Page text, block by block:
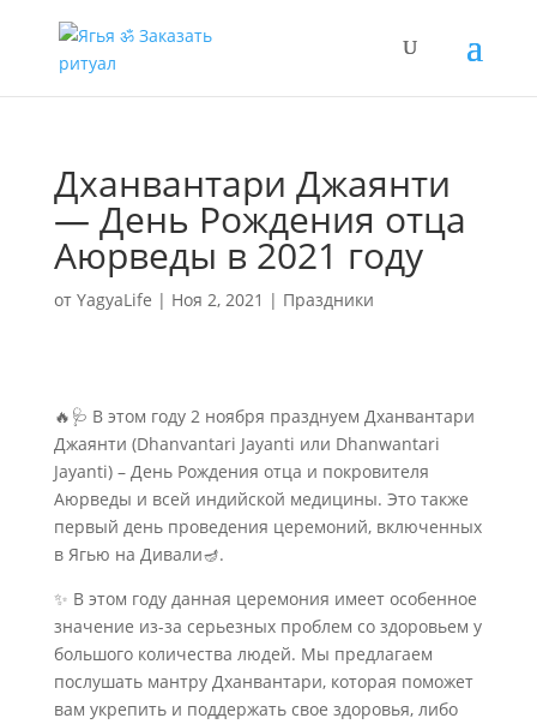
Дханвантари Джаянти
— День Рождения отца
Аюрведы в 2021 году
от YagyaLife | Ноя 2, 2021 | Праздники
🔥🩺 В этом году 2 ноября празднуем Дханвантари
Джаянти (Dhanvantari Jayanti или Dhanwantari
Jayanti) – День Рождения отца и покровителя
Аюрведы и всей индийской медицины. Это также
первый день проведения церемоний, включенных
в Ягью на Дивали🪔.
✨ В этом году данная церемония имеет особенное
значение из-за серьезных проблем со здоровьем у
большого количества людей. Мы предлагаем
послушать мантру Дханвантари, которая поможет
вам укрепить и поддержать свое здоровья, либо